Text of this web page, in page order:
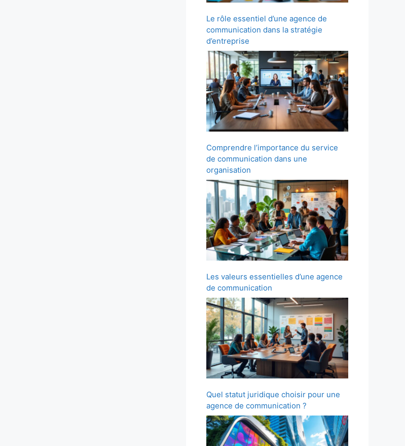
Le rôle essentiel d’une agence de
communication dans la stratégie
d’entreprise
Comprendre l’importance du service
de communication dans une
organisation
Les valeurs essentielles d’une agence
de communication
Quel statut juridique choisir pour une
agence de communication ?